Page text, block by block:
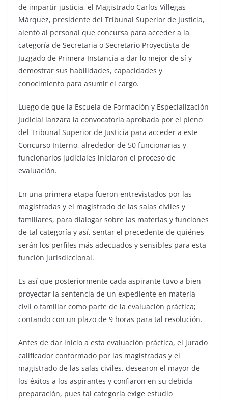
de impartir justicia, el Magistrado Carlos Villegas
Márquez, presidente del Tribunal Superior de Justicia,
alentó al personal que concursa para acceder a la
categoría de Secretaria o Secretario Proyectista de
Juzgado de Primera Instancia a dar lo mejor de sí y
demostrar sus habilidades, capacidades y
conocimiento para asumir el cargo.
Luego de que la Escuela de Formación y Especialización
Judicial lanzara la convocatoria aprobada por el pleno
del Tribunal Superior de Justicia para acceder a este
Concurso Interno, alrededor de 50 funcionarias y
funcionarios judiciales iniciaron el proceso de
evaluación.
En una primera etapa fueron entrevistados por las
magistradas y el magistrado de las salas civiles y
familiares, para dialogar sobre las materias y funciones
de tal categoría y así, sentar el precedente de quiénes
serán los perfiles más adecuados y sensibles para esta
función jurisdiccional.
Es así que posteriormente cada aspirante tuvo a bien
proyectar la sentencia de un expediente en materia
civil o familiar como parte de la evaluación práctica;
contando con un plazo de 9 horas para tal resolución.
Antes de dar inicio a esta evaluación práctica, el jurado
calificador conformado por las magistradas y el
magistrado de las salas civiles, desearon el mayor de
los éxitos a los aspirantes y confiaron en su debida
preparación, pues tal categoría exige estudio